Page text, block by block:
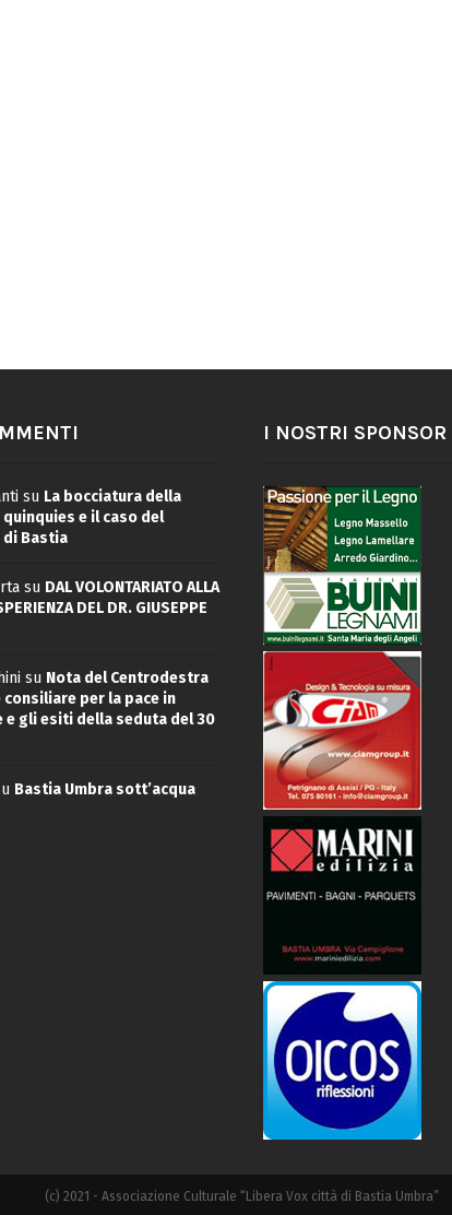
su La bocciatura della
e il caso del
Bastia
su DAL VOLONTARIATO ALLA
DEL DR. GIUSEPPE
su Nota del Centrodestra
per la pace in
e gli esiti della seduta del 30
Bastia Umbra sott’acqua
I NOSTRI SPONSOR
(c) 2021 - Associazione Culturale “Libera Vox città di Bastia Umbra”